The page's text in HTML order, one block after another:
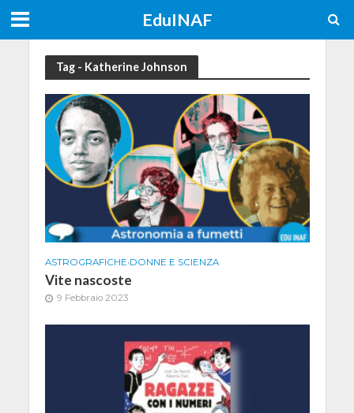
EduINAF
Tag - Katherine Johnson
ASTROGRAFICHE•DONNE E SCIENZA
Vite nascoste
9 Febbraio 2023